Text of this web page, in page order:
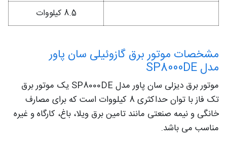
8.5 کیلووات
مشخصات موتور برق گازوئیلی سان پاور
مدل SP8000DE
موتور برق دیزلی سان پاور مدل SP8000DE یک موتور برق
تک فاز با توان حداکثری 8 کیلووات است که برای مصارف
خانگی و نیمه صنعتی مانند تامین برق ویلا، باغ، کارگاه و غیره
مناسب می باشد.